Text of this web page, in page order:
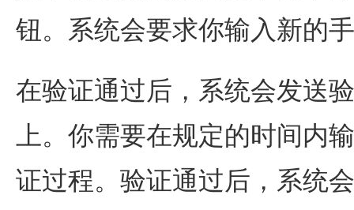
钮。系统会要求你输入新的
在验证通过后，系统会发送
上。你需要在规定的时间内
证过程。验证通过后，系统